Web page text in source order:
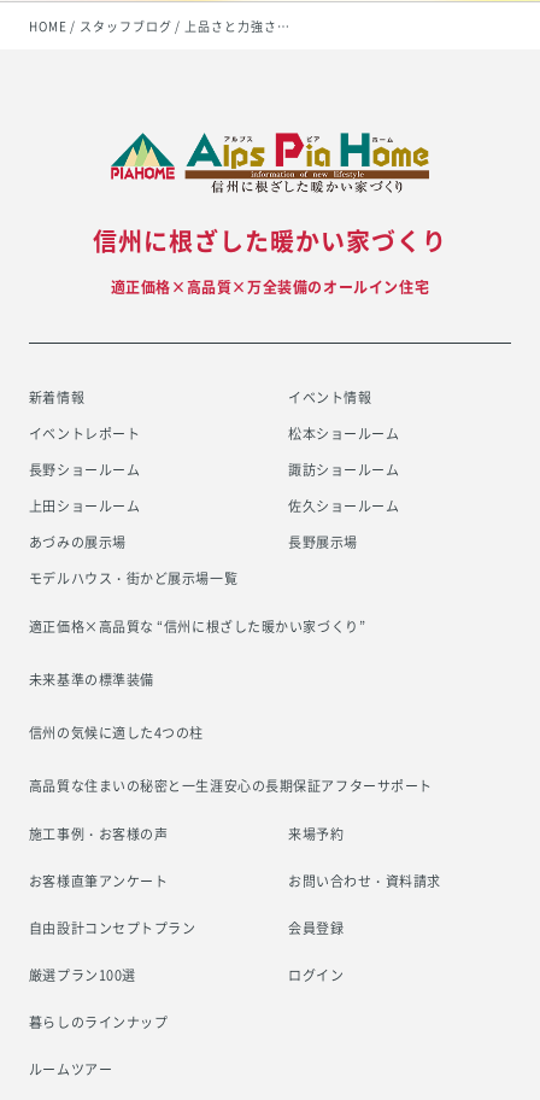
HOME スタッフブログ 上品さと力強さ…
信州に根ざした暖かい家づくり
適正価格×高品質×万全装備のオールイン住宅
新着情報
イベント情報
イベントレポート
松本ショールーム
長野ショールーム
諏訪ショールーム
上田ショールーム
佐久ショールーム
あづみの展示場
長野展示場
モデルハウス・街かど展示場一覧
適正価格×高品質な “信州に根ざした暖かい家づくり”
未来基準の標準装備
信州の気候に適した4つの柱
高品質な住まいの秘密と一生涯安心の長期保証アフターサポート
施工事例・お客様の声
お客様直筆アンケート
自由設計コンセプトプラン
厳選プラン100選
暮らしのラインナップ
ルームツアー
来場予約
お問い合わせ・資料請求
会員登録
ログイン